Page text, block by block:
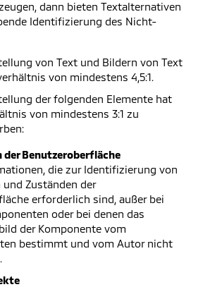
dann bieten Textalternativen
Identifizierung des Nicht-
von Text und Bildern von Text
von mindestens 4,5:1.
der folgenden Elemente hat
von mindestens 3:1 zu
der Benutzeroberfläche
die zur Identifizierung von
Zuständen der
erforderlich sind, außer bei
oder bei denen das
der Komponente vom
bestimmt und vom Autor nicht